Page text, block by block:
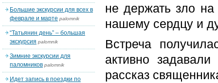
не держать зло на
нашему сердцу и
Встреча
активно
рассказ
Большие экскурсии для всех в
феврале и марте palomnik
“Татьянин день” – большая
экскурсия palomnik
Зимние экскурсии для
паломников palomnik
Идет запись в поездки по